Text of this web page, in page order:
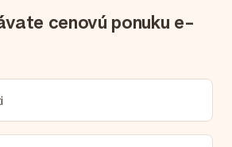
cenovú ponuku e-